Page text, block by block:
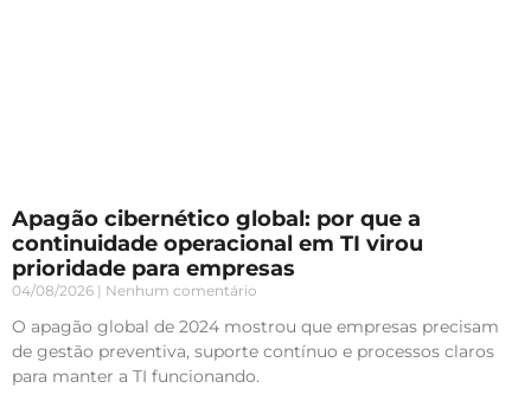
Apagão cibernético global: por que a
continuidade operacional em TI virou
prioridade para empresas
04/08/2026 Nenhum comentário
O apagão global de 2024 mostrou que empresas precisam
de gestão preventiva, suporte contínuo e processos claros
para manter a TI funcionando.